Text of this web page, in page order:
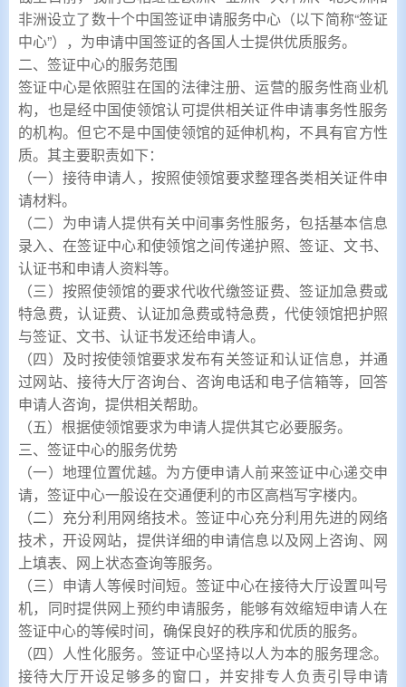
非洲设立了数十个中国签证申请服务中心（以下简称“签证
中心”），为申请中国签证的各国人士提供优质服务。
二、签证中心的服务范围
签证中心是依照驻在国的法律注册、运营的服务性商业机
构，也是经中国使领馆认可提供相关证件申请事务性服务
的机构。但它不是中国使领馆的延伸机构，不具有官方性
质。其主要职责如下：
（一）接待申请人，按照使领馆要求整理各类相关证件申
请材料。
（二）为申请人提供有关中间事务性服务，包括基本信息
录入、在签证中心和使领馆之间传递护照、签证、文书、
认证书和申请人资料等。
（三）按照使领馆的要求代收代缴签证费、签证加急费或
特急费，认证费、认证加急费或特急费，代使领馆把护照
与签证、文书、认证书发还给申请人。
（四）及时按使领馆要求发布有关签证和认证信息，并通
过网站、接待大厅咨询台、咨询电话和电子信箱等，回答
申请人咨询，提供相关帮助。
（五）根据使领馆要求为申请人提供其它必要服务。
三、签证中心的服务优势
（一）地理位置优越。为方便申请人前来签证中心递交申
请，签证中心一般设在交通便利的市区高档写字楼内。
（二）充分利用网络技术。签证中心充分利用先进的网络
技术，开设网站，提供详细的申请信息以及网上咨询、网
上填表、网上状态查询等服务。
（三）申请人等候时间短。签证中心在接待大厅设置叫号
机，同时提供网上预约申请服务，能够有效缩短申请人在
签证中心的等候时间，确保良好的秩序和优质的服务。
（四）人性化服务。签证中心坚持以人为本的服务理念。
接待大厅开设足够多的窗口，并安排专人负责引导申请